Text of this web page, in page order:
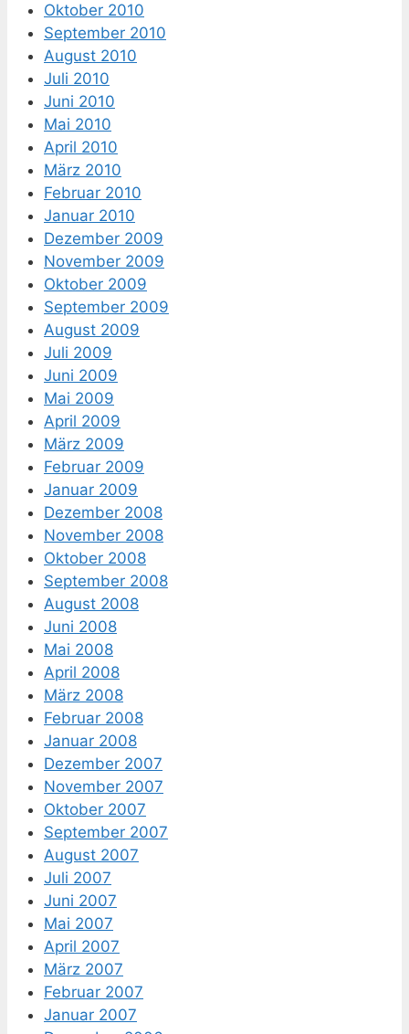
Oktober 2010
September 2010
August 2010
Juli 2010
Juni 2010
Mai 2010
April 2010
März 2010
Februar 2010
Januar 2010
Dezember 2009
November 2009
Oktober 2009
September 2009
August 2009
Juli 2009
Juni 2009
Mai 2009
April 2009
März 2009
Februar 2009
Januar 2009
Dezember 2008
November 2008
Oktober 2008
September 2008
August 2008
Juni 2008
Mai 2008
April 2008
März 2008
Februar 2008
Januar 2008
Dezember 2007
November 2007
Oktober 2007
September 2007
August 2007
Juli 2007
Juni 2007
Mai 2007
April 2007
März 2007
Februar 2007
Januar 2007